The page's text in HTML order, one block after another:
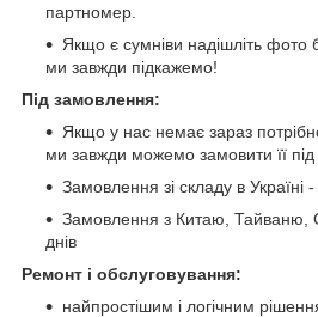
партномер.
Якщо є сумніви надішліть фото
ми завжди підкажемо!
Під замовлення:
Якщо у нас немає зараз
ми завжди можемо замовити її під
Замовлення зі складу в Україні
Замовлення з Китаю, Тайваню,
днів
Ремонт і обслуговування:
найпростішим і логічним